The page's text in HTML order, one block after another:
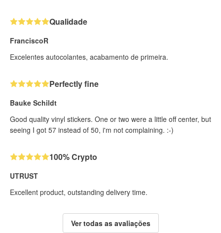
Qualidade
FranciscoR
Excelentes autocolantes, acabamento de primeira.
Perfectly fine
Bauke Schildt
Good quality vinyl stickers. One or two were a little off center, but
seeing I got 57 instead of 50, i'm not complaining. :-)
100% Crypto
UTRUST
Excellent product, outstanding delivery time.
Ver todas as avaliações